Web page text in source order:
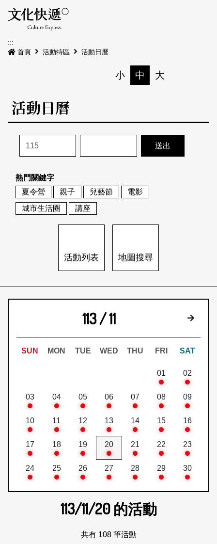
最新公告
本期專題
歷史專題
活動特區
活動列表
地圖搜尋
關於我們
關於我們
刊物索取地點
會員基本資料
刊登活動
網站導覽 English
日本語 登入/註冊
:::
首頁
活動特區 活動日曆
小 中 大
活動日曆
熱門關鍵字
夏令營
親子 兒藝節
電影
城市生活圈
講座
活動列表 地圖搜尋
113 / 11 下個月
SUN MON TUE WED THU FRI SAT
01 02
03 04 05 06 07 08 09
10 11 12 13 14 15 16
17 18 19 20 21 22 23
24 25 26 27 28 29 30
113/11/20 的活動
共有 108 筆活動